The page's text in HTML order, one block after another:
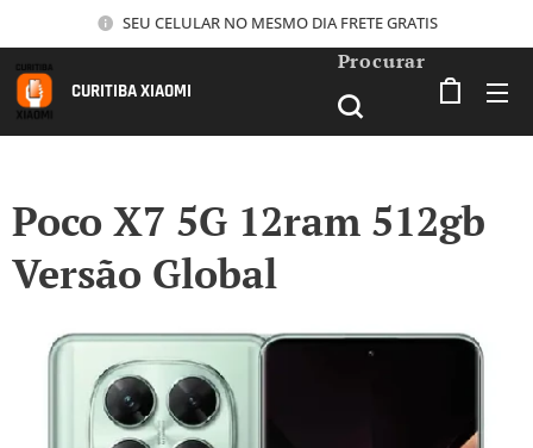
SEU CELULAR NO MESMO DIA FRETE GRATIS
CURITIBA XIAOMI
Procurar
Poco X7 5G 12ram 512gb
Versão Global